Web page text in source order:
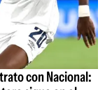
con Nacional: